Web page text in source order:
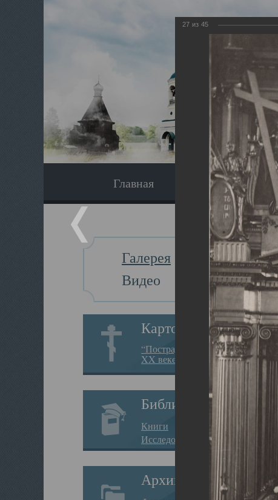
Главная Экскурсия
Галерея
Видео
Картотека
“Пострадавшие за веру в
XX веке на Севере”
Библиотека
Книги
Исследования
Архив
27 из 45